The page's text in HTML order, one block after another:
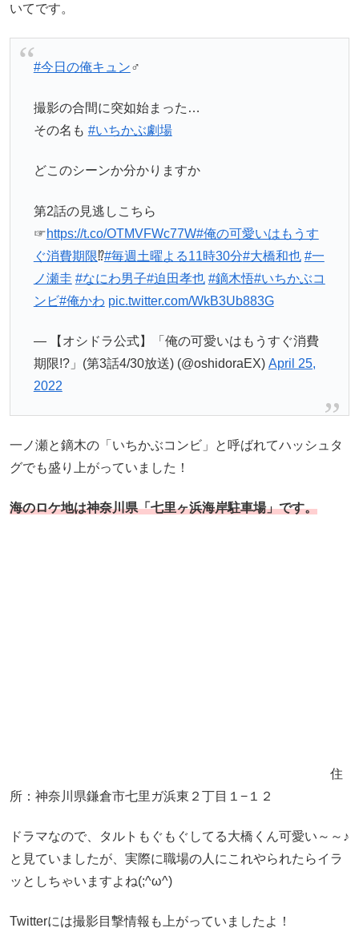
いてです。
#今日の俺キュン‍♂️
撮影の合間に突如始まった…
その名も #いちかぶ劇場
どこのシーンか分かりますか
第2話の見逃しこちら
☞https://t.co/OTMVFWc77W#俺の可愛いはもうす
ぐ消費期限⁉︎#毎週土曜よる11時30分#大橋和也 #一
ノ瀬圭 #なにわ男子#迫田孝也 #鏑木悟#いちかぶコ
ンビ#俺かわ pic.twitter.com/WkB3Ub883G
— 【オシドラ公式】「俺の可愛いはもうすぐ消費
期限!?」(第3話4/30放送) (@oshidoraEX) April 25,
2022
一ノ瀬と鏑木の「いちかぶコンビ」と呼ばれてハッシュタ
グでも盛り上がっていました！
海のロケ地は神奈川県「七里ヶ浜海岸駐車場」です。
住
所：神奈川県鎌倉市七里ガ浜東２丁目１−１２
ドラマなので、タルトもぐもぐしてる大橋くん可愛い～～♪
と見ていましたが、実際に職場の人にこれやられたらイラ
ッとしちゃいますよね(;^ω^)
Twitterには撮影目撃情報も上がっていましたよ！